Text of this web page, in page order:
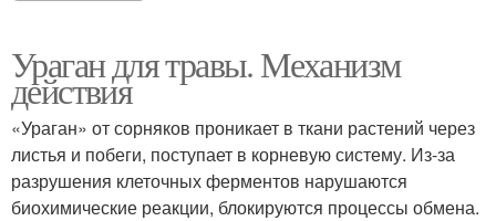
Ураган для травы. Механизм
действия
«Ураган» от сорняков проникает в ткани растений через
листья и побеги, поступает в корневую систему. Из-за
разрушения клеточных ферментов нарушаются
биохимические реакции, блокируются процессы обмена.